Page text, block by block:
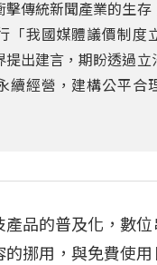
擊傳統新聞產業的生存
「我國媒體議價制度
提出建言，期盼透過立
續經營，建構公平合
產品的普及化，數
的挪用，與免費使